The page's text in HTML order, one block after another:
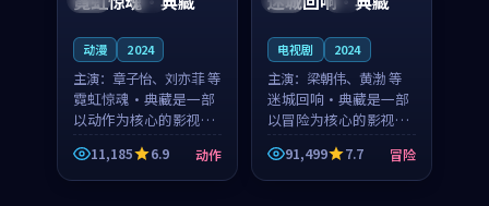
动漫 2024
主演： 章子怡、刘亦菲 等
霓虹惊魂·典藏是一部
以动作为核心的影视作
品，围绕危机、反转与
人物成长展开，整体节
奏紧凑，值得推荐观
11,185 6.9 动作
电视剧 2024
主演： 梁朝伟、黄渤 等
迷城回响·典藏是一部
以冒险为核心的影视作
品，围绕危机、反转与
人物成长展开，整体节
奏紧凑，值得推荐观
91,499 7.7 冒险